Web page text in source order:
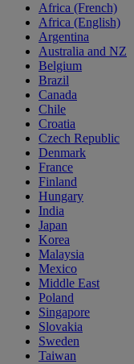
Africa (French)
Africa (English)
Argentina
Australia and NZ
Belgium
Brazil
Canada
Chile
Croatia
Czech Republic
Denmark
France
Finland
Hungary
India
Japan
Korea
Malaysia
Mexico
Middle East
Poland
Singapore
Slovakia
Sweden
Taiwan